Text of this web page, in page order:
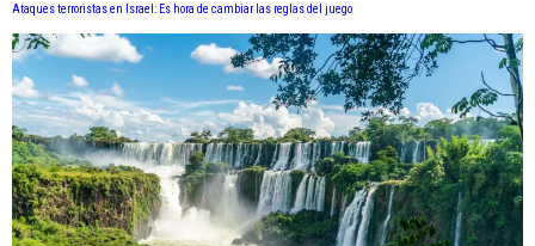
Ataques terroristas en Israel: Es hora de cambiar las reglas del juego